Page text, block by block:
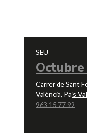
SEU
Octubre
Carrer de Sant
València, País
963 15 77 99